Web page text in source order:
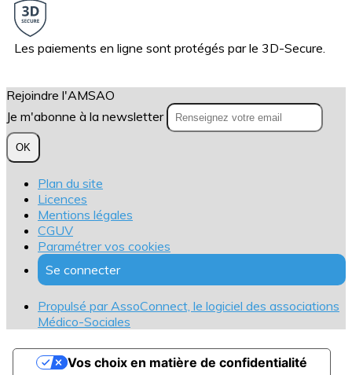
Les paiements en ligne sont protégés par le 3D-Secure.
Rejoindre l'AMSAO
Je m'abonne à la newsletter
OK
Plan du site
Licences
Mentions légales
CGUV
Paramétrer vos cookies
Se connecter
Propulsé par AssoConnect, le logiciel des associations
Médico-Sociales
Vos choix en matière de confidentialité